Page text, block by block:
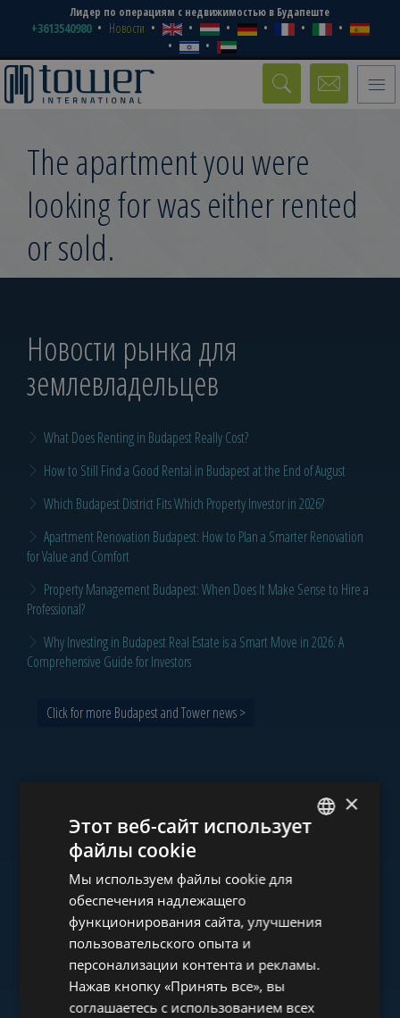
Лидер по операциям с недвижимостью в Будапеште
+3613540980 Новости
Toggle
The apartment you were
looking for was either rented
or sold.
Новости рынка для
землевладельцев
What Does Renting in Budapest Really Cost?
How to Still Find a Good Rental in Budapest at the End of August
Which Budapest District Fits Which Property Investor in 2026?
Apartment Renovation Budapest: How to Plan a Smarter Renovation
for Value and Comfort
Property Management Budapest: When Does It Make Sense to Hire a
Professional?
Why Investing in Budapest Real Estate is a Smart Move in 2026: A
Comprehensive Guide for Investors
Click for more Budapest and Tower news >
Ознакомьтесь с нашим
портфолио
www.tower-investments.com
HUNGARIAN
ITALIAN
SPANISH
×
Этот веб-сайт использует
файлы cookie
Мы используем файлы cookie для
обеспечения надлежащего
функционирования сайта, улучшения
пользовательского опыта и
персонализации контента и рекламы.
Нажав кнопку «Принять все», вы
соглашаетесь с использованием всех